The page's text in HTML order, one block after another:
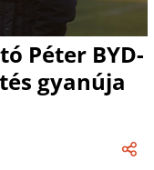
Péter BYD-
gyanúja